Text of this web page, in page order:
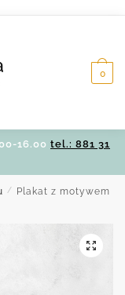
0
16.00 tel.: 881 31
/
Plakat z motywem